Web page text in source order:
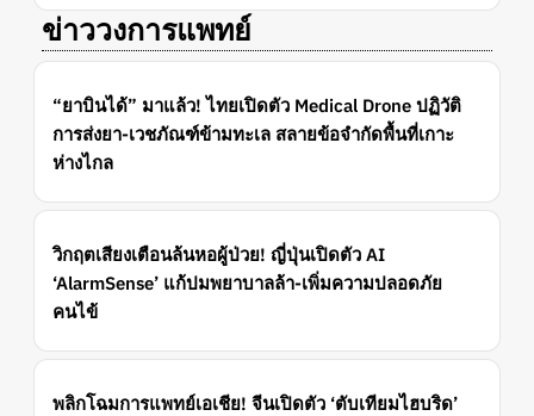
ข่าววงการแพทย์
“ยาบินได้” มาแล้ว! ไทยเปิดตัว Medical Drone ปฏิวัติ
การส่งยา-เวชภัณฑ์ข้ามทะเล สลายข้อจำกัดพื้นที่เกาะ
ห่างไกล
วิกฤตเสียงเตือนล้นหอผู้ป่วย! ญี่ปุ่นเปิดตัว AI
‘AlarmSense’ แก้ปมพยาบาลล้า-เพิ่มความปลอดภัย
คนไข้
พลิกโฉมการแพทย์เอเชีย! จีนเปิดตัว ‘ตับเทียมไฮบริด’